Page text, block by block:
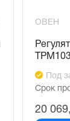
ОВЕН
Под
Срок
20